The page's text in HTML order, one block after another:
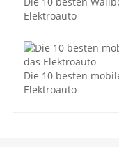
Elektroauto
Die 10 besten
Elektroauto